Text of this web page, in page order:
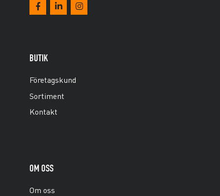
BUTIK
Företagskund
Sortiment
Kontakt
OM OSS
Om oss